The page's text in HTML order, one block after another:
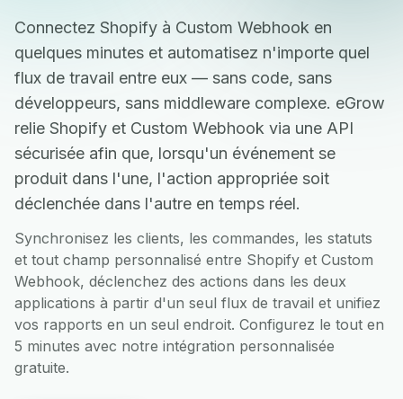
Connectez Shopify à Custom Webhook en
quelques minutes et automatisez n'importe quel
flux de travail entre eux — sans code, sans
développeurs, sans middleware complexe. eGrow
relie Shopify et Custom Webhook via une API
sécurisée afin que, lorsqu'un événement se
produit dans l'une, l'action appropriée soit
déclenchée dans l'autre en temps réel.
Synchronisez les clients, les commandes, les statuts
et tout champ personnalisé entre Shopify et Custom
Webhook, déclenchez des actions dans les deux
applications à partir d'un seul flux de travail et unifiez
vos rapports en un seul endroit. Configurez le tout en
5 minutes avec notre intégration personnalisée
gratuite.